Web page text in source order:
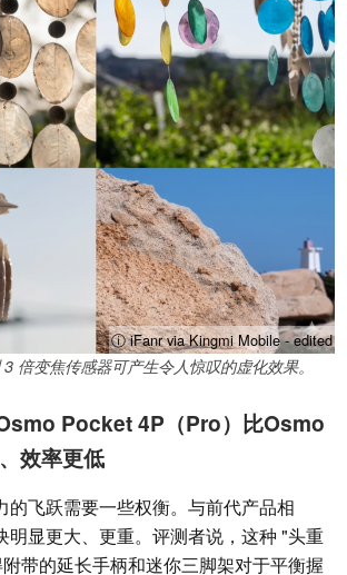
ⓘ iFanr via Kingmi Mobile - edited
倍变焦传感器可产生令人惊叹的虚化效果。
Pocket 4P（Pro）比Osmo
效率更低
的飞跃需要一些权衡。与前代产品相
明显更大、更重。评测者说，这种 "头重
带的延长手柄和迷你三脚架对于平衡握